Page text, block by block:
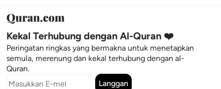
Kekal Terhubung dengan Al-Quran ❤️
Peringatan ringkas yang bermakna untuk menetapkan
semula, merenung dan kekal terhubung dengan al-
Quran.
Langgan